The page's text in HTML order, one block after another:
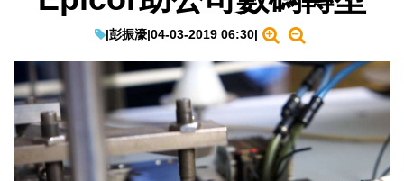
遊戲動漫
教學評測
EduTech
IT Times
|彭振濠|04-03-2019 06:30|